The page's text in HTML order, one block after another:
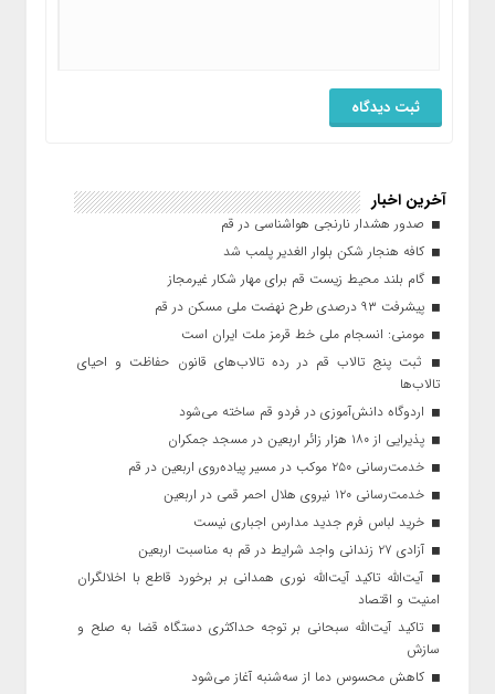
آخرین اخبار
صدور هشدار نارنجی هواشناسی در قم
کافه هنجار شکن بلوار الغدیر پلمب شد
گام بلند محیط زیست قم برای مهار شکار غیرمجاز
پیشرفت ۹۳ درصدی طرح نهضت ملی مسکن در قم
مومنی: انسجام ملی خط قرمز ملت ایران است
ثبت پنج تالاب قم در رده تالاب‌های قانون حفاظت و احیای
تالاب‌ها
اردوگاه دانش‌آموزی در فردو قم ساخته می‌شود
پذیرایی از ۱۸۰ هزار زائر اربعین در مسجد جمکران
خدمت‌رسانی ۲۵۰ موکب در مسیر پیاده‌روی اربعین در قم
خدمت‌رسانی ۱۲۰ نیروی هلال احمر قمی در اربعین
خرید لباس فرم جدید مدارس اجباری نیست
آزادی ۲۷ زندانی واجد شرایط در قم به مناسبت اربعین
آیت‌الله تاکید آیت‌الله نوری همدانی بر برخورد قاطع با اخلالگران
امنیت و اقتصاد
تاکید آیت‌الله‌ سبحانی بر توجه حداکثری دستگاه قضا به صلح و
سازش
کاهش محسوس دما از سه‌شنبه آغاز می‌شود